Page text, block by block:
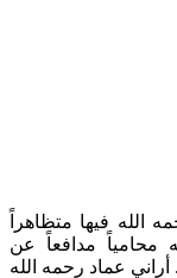
الله فيها متظاهراً
محامياً مدافعاً عن
عماد رحمه الله